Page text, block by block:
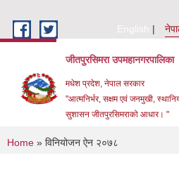
English
जीतपुरसिमरा उपमहानगरपालिका
मधेश प्रदेश, नेपाल सरकार
"आत्मनिर्भर, सक्षम एवं जनमुखी,
सुशासन जीतपुरसिमराको आधार। "
You are here
Home » विनियोजन ऐन २०७८